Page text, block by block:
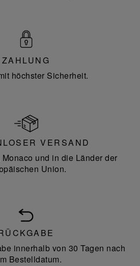
ZAHLUNG
höchster Sicherheit.
VERSAND
und in die Länder der
Union.
innerhalb von 30 Tagen nach
Bestelldatum.